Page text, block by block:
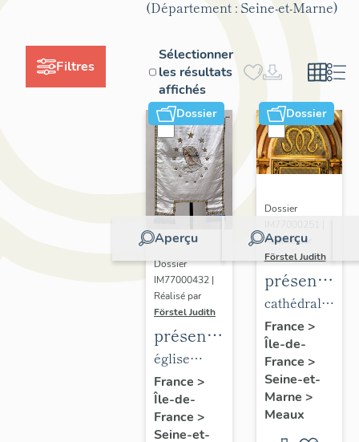
Filtres
(Département : Seine-et-Marne)
Sélectionner
les résultats
affichés
Dossier
Aperçu
Dossier
IM77000432 |
Réalisé par
Förstel Judith
présentation
du
mobilier
de
l'église
église
paroissiale
Notre-
Dame du
France >
Île-de-
France >
Seine-et-
Dossier
Aperçu
Dossier
Réalisé par
Förstel Judith
du
mobilier
de la
cathédrale
de
Meaux
cathédrale
Saint-
Etienne
France >
Île-de-
France >
Seine-et-
Marne >
Meaux